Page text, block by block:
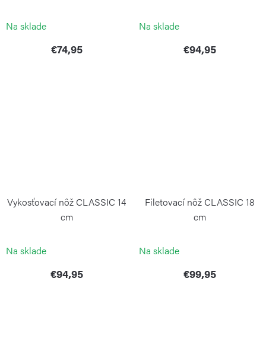
Na sklade
€74,95
Na sklade
€94,95
Vykosťovací nôž CLASSIC 14
cm
Na sklade
€94,95
Filetovací nôž CLASSIC 18
cm
Na sklade
€99,95